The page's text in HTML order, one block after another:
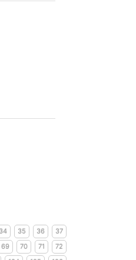
34 35 36
37
69 70 71
72